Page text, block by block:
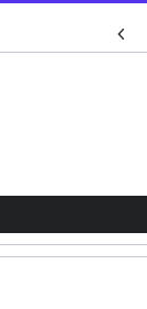
through